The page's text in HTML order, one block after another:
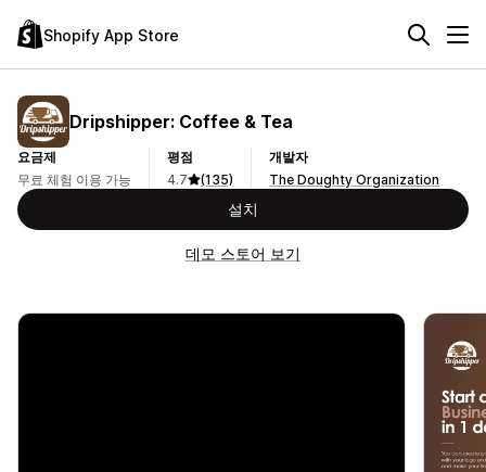
Shopify App Store
Dripshipper: Coffee & Tea
요금제
무료 체험 이용 가능
평점
4.7
(135)
개발자
The Doughty Organization
설치
데모 스토어 보기